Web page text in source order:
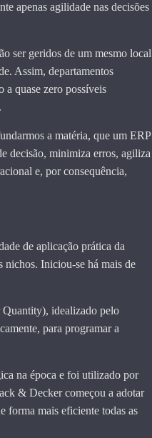
apenas agilidade nas decisões
ser geridos de um mesmo local
Assim, departamentos
a quase zero possíveis
a matéria, que um ERP
decisão, minimiza erros, agiliza
e, por consequência,
de aplicação prática da
nichos. Iniciou-se há mais de
idealizado pelo
para programar a
na época e foi utilizado por
& Decker começou a adotar
forma mais eficiente todas as